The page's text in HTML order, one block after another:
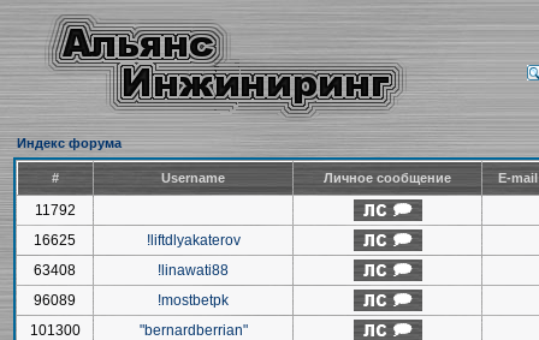
Индекс форума
# Username Личное сообщение E-
11792
16625
!liftdlyakaterov
63408
!linawati88
96089
!mostbetpk
101300
"bernardberrian"